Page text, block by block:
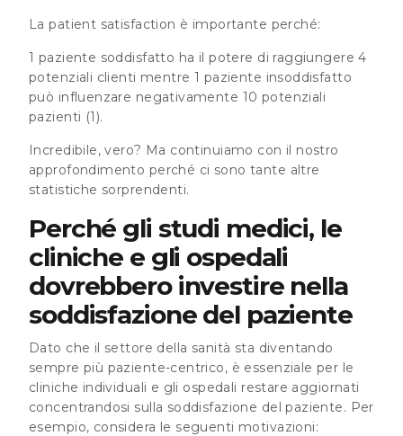
La patient satisfaction è importante perché:
1 paziente soddisfatto ha il potere di raggiungere 4
potenziali clienti mentre 1 paziente insoddisfatto
può influenzare negativamente 10 potenziali
pazienti (1).
Incredibile, vero? Ma continuiamo con il nostro
approfondimento perché ci sono tante altre
statistiche sorprendenti.
Perché gli studi medici, le
cliniche e gli ospedali
dovrebbero investire nella
soddisfazione del paziente
Dato che il settore della sanità sta diventando
sempre più paziente-centrico, è essenziale per le
cliniche individuali e gli ospedali restare aggiornati
concentrandosi sulla soddisfazione del paziente. Per
esempio, considera le seguenti motivazioni: